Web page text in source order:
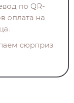
по QR-
оплата на
сюрприз